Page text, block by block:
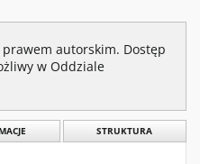
autorskim. Dostęp
w Oddziale
STRUKTURA